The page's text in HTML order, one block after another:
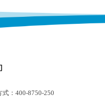
式：400-8750-250